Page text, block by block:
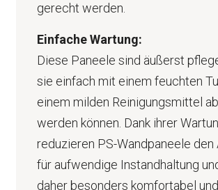
gerecht werden.
Einfache Wartung:
Diese Paneele sind äußerst
sie einfach mit einem feuchten
einem milden Reinigungsmittel
werden können. Dank ihrer
reduzieren PS-Wandpaneele den
für aufwendige Instandhaltung
daher besonders komfortabel